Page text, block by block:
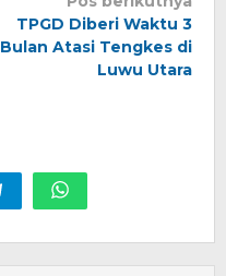
TPGD Diberi Waktu 3
Bulan Atasi Tengkes di
Luwu Utara